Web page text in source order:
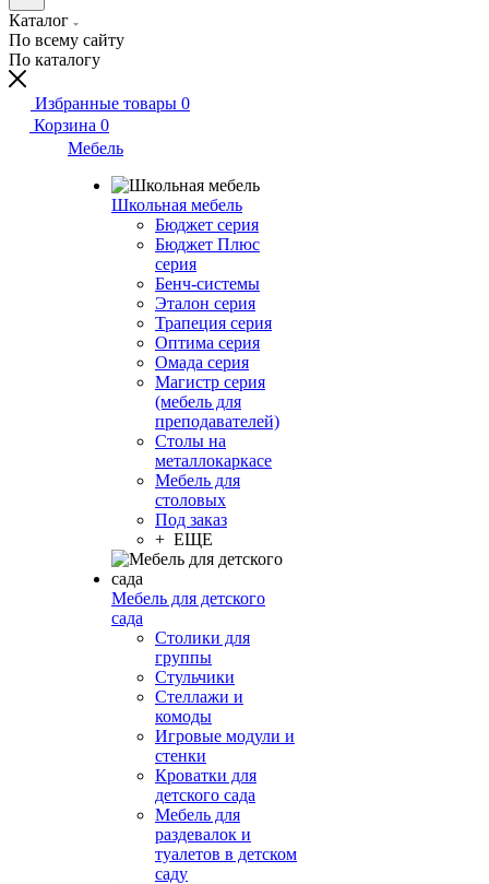
Каталог
По всему сайту
По каталогу
Избранные товары 0
Корзина 0
Мебель
Школьная мебель
Бюджет серия
Бюджет Плюс
серия
Бенч-системы
Эталон серия
Трапеция серия
Оптима серия
Омада серия
Магистр серия
(мебель для
преподавателей)
Столы на
металлокаркасе
Мебель для
столовых
Под заказ
+ ЕЩЕ
Мебель для детского
сада
Столики для
группы
Стульчики
Стеллажи и
комоды
Игровые модули и
стенки
Кроватки для
детского сада
Мебель для
раздевалок и
туалетов в детском
саду